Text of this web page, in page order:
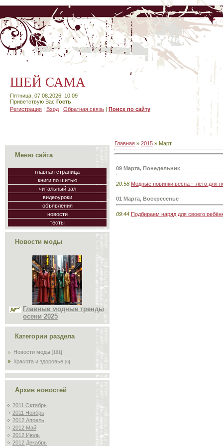
ШЕЙ САМА
Пятница, 07.08.2026, 10:09
Приветствую Вас Гость
Регистрация | Вход | Обратная связь | Поиск по сайту
Меню сайта
главная страница
книги по шитью
читальный зал
видеоуроки
объявления
новости
тесты
Новости моды
Главные модные тренды
осени 2025
Категории раздела
Новости моды [181]
Красота и здоровье [6]
Архив новостей
2011 Октябрь
2011 Ноябрь
2012 Апрель
2012 Май
2012 Июль
2012 Декабрь
Главная » 2015 » Март
09 Марта, Понедельник
20:58 Модные новинки весна – лето для
01 Марта, Воскресенье
09:44 Подбираем наряд для своего